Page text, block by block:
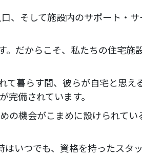
、そして施設内のサポート・
だからこそ、私たちの住宅施
暮らす間、彼らが自宅と思
備されています。
の機会がこまめに設けられて
いつでも、資格を持ったスタ